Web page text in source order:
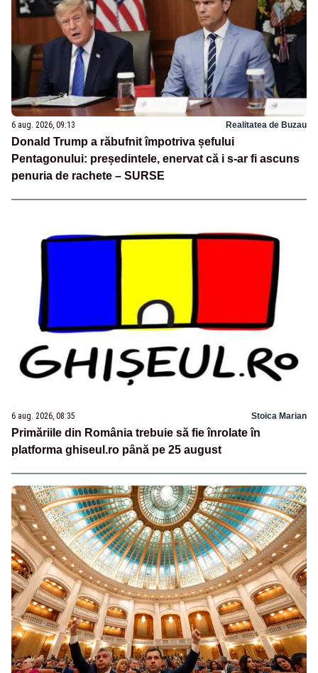
6 aug. 2026, 09:13 Realitatea de Buzau
Donald Trump a răbufnit împotriva șefului
Pentagonului: președintele, enervat că i s-ar fi ascuns
penuria de rachete – SURSE
6 aug. 2026, 08:35 Stoica Marian
Primăriile din România trebuie să fie înrolate în
platforma ghiseul.ro până pe 25 august